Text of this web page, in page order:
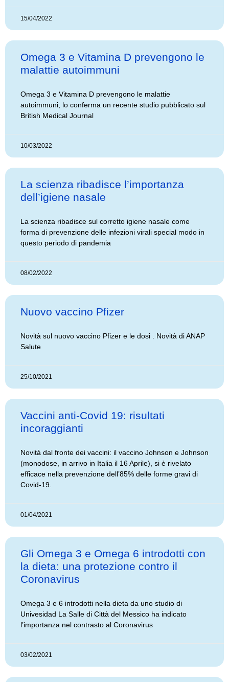
15/04/2022
Omega 3 e Vitamina D prevengono le
malattie autoimmuni
Omega 3 e Vitamina D prevengono le malattie
autoimmuni, lo conferma un recente studio pubblicato sul
British Medical Journal
10/03/2022
La scienza ribadisce l’importanza
dell’igiene nasale
La scienza ribadisce sul corretto igiene nasale come
forma di prevenzione delle infezioni virali special modo in
questo periodo di pandemia
08/02/2022
Nuovo vaccino Pfizer
Novità sul nuovo vaccino Pfizer e le dosi . Novità di ANAP
Salute
25/10/2021
Vaccini anti-Covid 19: risultati
incoraggianti
Novità dal fronte dei vaccini: il vaccino Johnson e Johnson
(monodose, in arrivo in Italia il 16 Aprile), si è rivelato
efficace nella prevenzione dell’85% delle forme gravi di
Covid-19.
01/04/2021
Gli Omega 3 e Omega 6 introdotti con
la dieta: una protezione contro il
Coronavirus
Omega 3 e 6 introdotti nella dieta da uno studio di
Univesidad La Salle di Città del Messico ha indicato
l’importanza nel contrasto al Coronavirus
03/02/2021